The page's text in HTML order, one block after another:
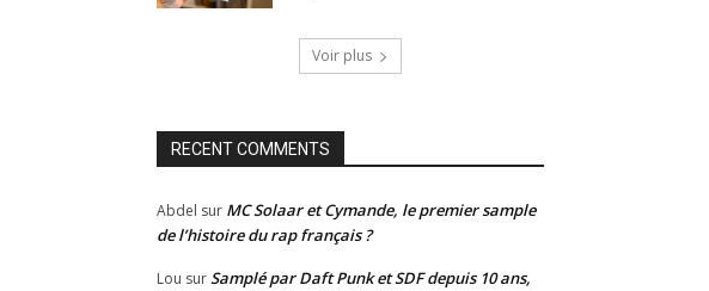
Voir plus
RECENT COMMENTS
Abdel sur MC Solaar et Cymande, le premier sample
de l’histoire du rap français ?
Lou surSamplé par Daft Punk et SDF depuis 10 ans,